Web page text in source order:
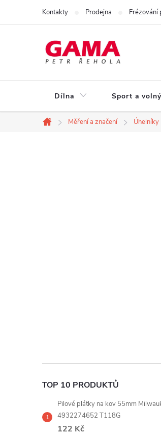
Kontakty Prodejna Frézování
Dílna Sport a
Domů
Měření a značení Úhelníky
í
p
a
TOP 10 PRODUKTŮ
Pilové plátky na kov 55mm
4932274652 T118G
122 Kč